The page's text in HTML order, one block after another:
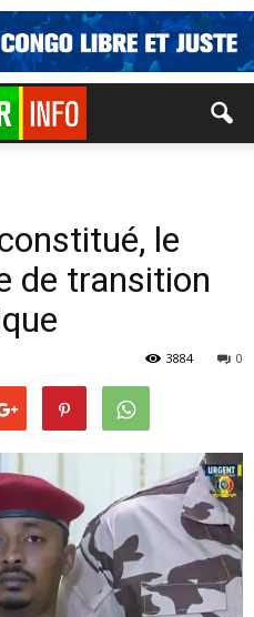
le
de transition
0
3884